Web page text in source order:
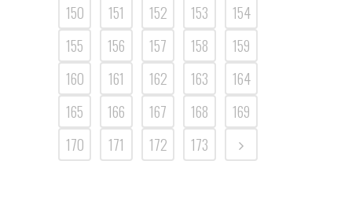
150
151 152 153
154
155
156 157 158
159
160
161 162 163
164
165
166 167 168
169
170
171 172 173